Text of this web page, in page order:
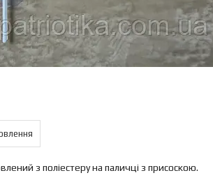
з поліестеру на паличці з присоскою.